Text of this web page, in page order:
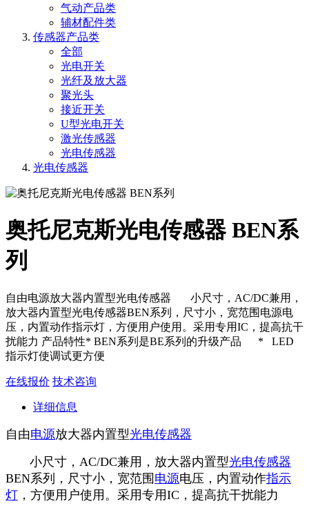
气动产品类
辅材配件类
传感器产品类
全部
光电开关
光纤及放大器
聚光头
接近开关
U型光电开关
激光传感器
光电传感器
光电传感器
奥托尼克斯光电传感器 BEN系
列
自由电源放大器内置型光电传感器 小尺寸，AC/DC兼用，
放大器内置型光电传感器BEN系列，尺寸小，宽范围电源电
压，内置动作指示灯，方便用户使用。采用专用IC，提高抗干
扰能力 产品特性* BEN系列是BE系列的升级产品 * LED
指示灯使调试更方便
在线报价 技术咨询
详细信息
自由电源放大器内置型光电传感器
小尺寸，AC/DC兼用，放大器内置型光电传感器
BEN系列，尺寸小，宽范围 电源电压，内置动作指示
灯 ，方便用户使用。采用专用IC，提高抗干扰能力